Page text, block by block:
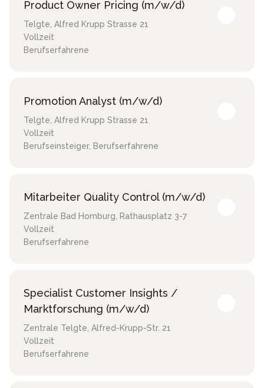
Product Owner Pricing (m/w/d)
Telgte, Alfred Krupp Strasse 21
Vollzeit
Berufserfahrene
Promotion Analyst (m/w/d)
Telgte, Alfred Krupp Strasse 21
Vollzeit
Berufseinsteiger, Berufserfahrene
Mitarbeiter Quality Control (m/w/d)
Zentrale Bad Homburg, Rathausplatz 3-7
Vollzeit
Berufserfahrene
Specialist Customer Insights /
Marktforschung (m/w/d)
Zentrale Telgte, Alfred-Krupp-Str. 21
Vollzeit
Berufserfahrene